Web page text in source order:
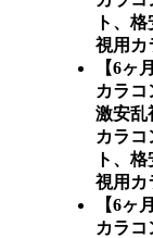
ト、
視用カ
【6ヶ
カラコ
激安乱
カラ
ト、
視用カ
【6ヶ
カラコ